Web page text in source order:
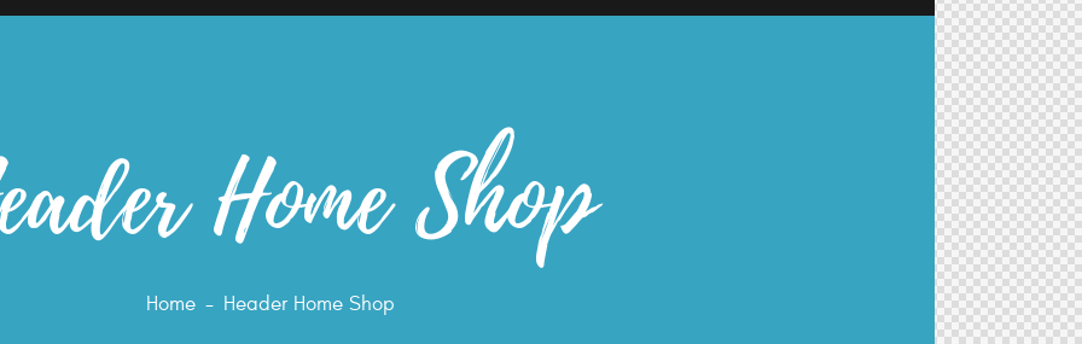
Home Shop
Home Header Home Shop